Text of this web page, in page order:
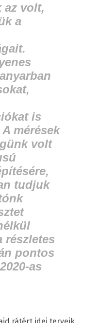
az volt,
a
is
mérések
volt
tudjuk
részletes
pontos
as
rátért idei terveik